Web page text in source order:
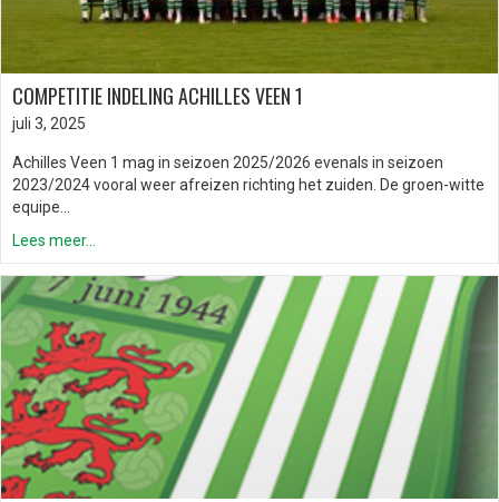
COMPETITIE INDELING ACHILLES VEEN 1
juli 3, 2025
Achilles Veen 1 mag in seizoen 2025/2026 evenals in seizoen
2023/2024 vooral weer afreizen richting het zuiden. De groen-witte
equipe…
Lees meer...